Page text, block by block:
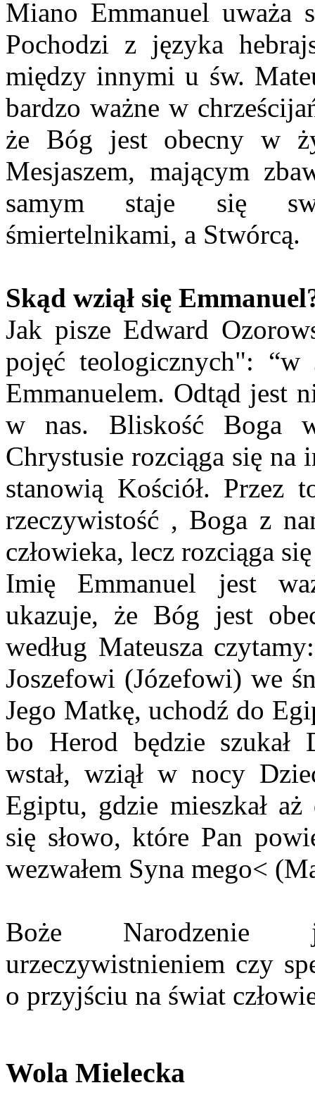
Miano Emmanuel uważa
Pochodzi z języka
między innymi u św.
bardzo ważne w
że Bóg jest obecny w
Mesjaszem, mającym
samym staje się
śmiertelnikami, a Stwórcą.
Skąd wziął się
Jak pisze Edward
pojęć teologicznych": “w
Emmanuelem. Odtąd jest
w nas. Bliskość Boga
Chrystusie rozciąga się
stanowią Kościół. Przez
rzeczywistość , Boga z
człowieka, lecz rozciąga
Imię Emmanuel jest
ukazuje, że Bóg jest
według Mateusza
Joszefowi (Józefowi) we
Jego Matkę, uchodź do
bo Herod będzie szukał
wstał, wziął w nocy
Egiptu, gdzie mieszkał
się słowo, które Pan
wezwałem Syna mego<
Boże Narodzenie
urzeczywistnieniem czy
o przyjściu na świat
Wola Mielecka